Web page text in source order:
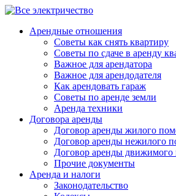
Арендные отношения
Советы как снять квартиру
Советы по сдаче в аренду
Важное для арендатора
Важное для арендодателя
Как арендовать гараж
Советы по аренде земли
Аренда техники
Договора аренды
Договор аренды жилого
Договор аренды нежилого
Договор аренды движимого
Прочие документы
Аренда и налоги
Законодательство